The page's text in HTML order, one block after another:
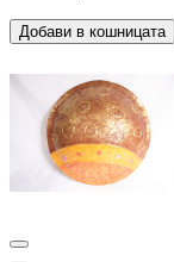
Добави в кошницата